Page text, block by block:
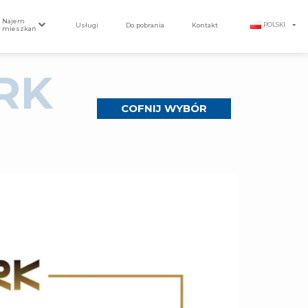
Najem
mieszkań
Usługi Do pobrania Kontakt POLSKI
COFNIJ WYBÓR